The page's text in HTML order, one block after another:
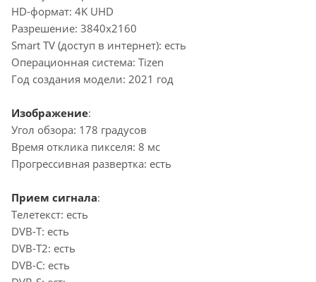
HD-формат: 4K UHD
Разрешение: 3840x2160
Smart TV (доступ в интернет): есть
Операционная система: Tizen
Год создания модели: 2021 год
Изображение:
Угол обзора: 178 градусов
Время отклика пикселя: 8 мс
Прогрессивная развертка: есть
Прием сигнала:
Телетекст: есть
DVB-T: есть
DVB-T2: есть
DVB-C: есть